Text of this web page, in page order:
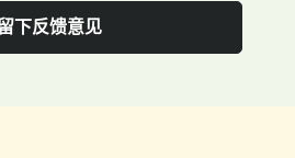
下反馈意见